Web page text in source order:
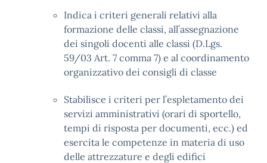
Indica i criteri generali relativi alla
formazione delle classi, all’assegnazione
dei singoli docenti alle classi (D.Lgs.
59/03 Art. 7 comma 7) e al coordinamento
organizzativo dei consigli di classe
Stabilisce i criteri per l’espletamento dei
servizi amministrativi (orari di sportello,
tempi di risposta per documenti, ecc.) ed
esercita le competenze in materia di uso
delle attrezzature e degli edifici